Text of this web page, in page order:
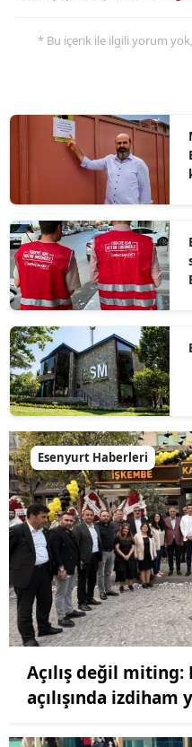
* Bu içerik ile ilgili yorum
Esenyurt Haberleri
Açılış değil miting:
açılışında izdiham